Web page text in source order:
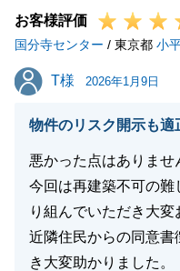
もし不動産の事でお困
気兼ねなくお申し付け
今後とも何卒よろしく
お客様評価
国分寺センター / 東京都 小
T様
T様 2026年1月9日
物件のリスク開示も適
悪かった点はありませ
今回は再建築不可の難
り組んでいただき大変
近隣住民からの同意
き大変助かりました。